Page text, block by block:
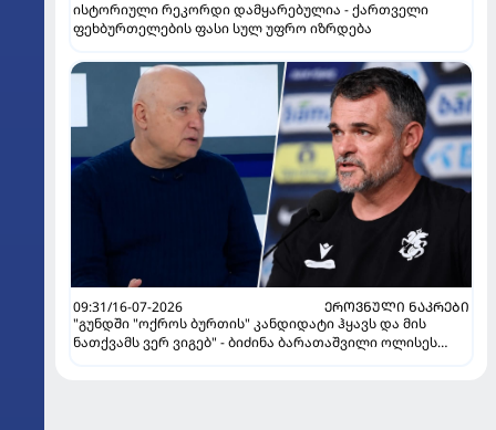
ისტორიული რეკორდი დამყარებულია - ქართველი
ფეხბურთელების ფასი სულ უფრო იზრდება
09:31/16-07-2026
ᲔᲠᲝᲕᲜᲣᲚᲘ ᲜᲐᲙᲠᲔᲑᲘ
"გუნდში "ოქროს ბურთის" კანდიდატი ჰყავს და მის
ნათქვამს ვერ ვიგებ" - ბიძინა ბარათაშვილი ოლისეს